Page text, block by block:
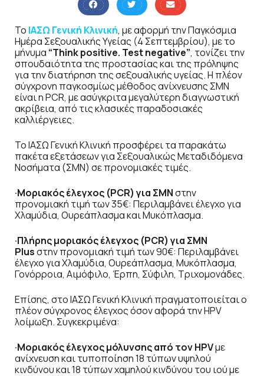
Το ΙΑΣΩ Γενική Κλινική, με αφορμή την Παγκόσμια
Ημέρα Σεξουαλικής Υγείας (4 Σεπτεμβρίου), με το
μήνυμα “Think positive. Test negative”, τονίζει την
σπουδαιότητα της προστασίας και της πρόληψης
για την διατήρηση της σεξουαλικής υγείας. Η πλέον
σύγχρονη παγκοσμίως μέθοδος ανίχνευσης ΣΜΝ
είναι η PCR, με ασύγκριτα μεγαλύτερη διαγνωστική
ακρίβεια, από τις κλασικές παραδοσιακές
καλλιέργειες.
Το ΙΑΣΩ Γενική Κλινική προσφέρει τα παρακάτω
πακέτα εξετάσεων για Σεξουαλικώς Μεταδιδόμενα
Νοσήματα (ΣΜΝ) σε προνομιακές τιμές.
·Μοριακός έλεγχος (PCR) για ΣΜΝστην
προνομιακή τιμή των 35€: Περιλαμβάνει έλεγχο για
Χλαμύδια, Ουρεάπλασμα και Μυκόπλασμα.
·Πλήρης μοριακός έλεγχος (PCR) για ΣΜΝ
Plusστην προνομιακή τιμή των 90€: Περιλαμβάνει
έλεγχο για Χλαμύδια, Ουρεάπλασμα, Μυκόπλασμα,
Γονόρροια, Αιμόφιλο, Έρπη, Σύφιλη, Τριχομονάδες.
Επίσης, στο ΙΑΣΩ Γενική Κλινική πραγματοποιείται ο
πλέον σύγχρονος έλεγχος όσον αφορά την HPV
λοίμωξη. Συγκεκριμένα:
·Μοριακός έλεγχος μόλυνσης από τον HPVμε
ανίχνευση και τυποποίηση 18 τύπων υψηλού
κινδύνου και 18 τύπων χαμηλού κινδύνου του ιού με